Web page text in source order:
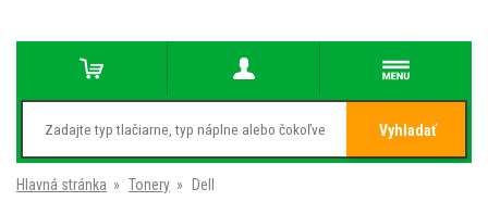
Vyhladať
Hlavná stránka » Tonery » Dell